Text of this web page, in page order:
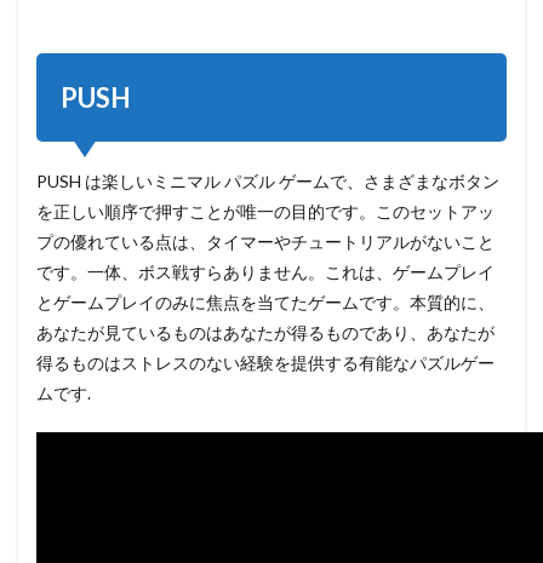
PUSH
PUSH は楽しいミニマル パズル ゲームで、さまざまなボタン
を正しい順序で押すことが唯一の目的です。このセットアッ
プの優れている点は、タイマーやチュートリアルがないこと
です。一体、ボス戦すらありません。これは、ゲームプレイ
とゲームプレイのみに焦点を当てたゲームです。本質的に、
あなたが見ているものはあなたが得るものであり、あなたが
得るものはストレスのない経験を提供する有能なパズルゲー
ムです.